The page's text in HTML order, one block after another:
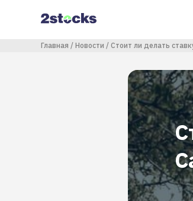
содержанию
Строка навигации
Главная Новости Стоит ли делать